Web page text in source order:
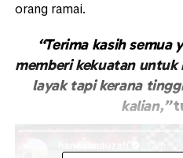
orang ramai.
“Terima kasih semua
memberi kekuatan untuk
layak tapi kerana
kalian,”